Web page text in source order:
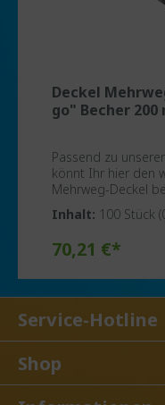
Deckel
go" Becher 200
Passend zu
könnt Ihr hier den
Mehrweg-Deckel
haben wir an die
gehört, und das
Inhalt: 100 Stück
70,21 €*
Service-Hotline
Shop